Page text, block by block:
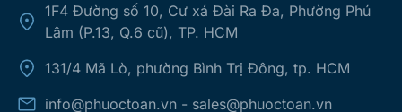
1F4 Đường số 10, Cư xá Đài Ra Đa, Phường Phú
Lâm (P.13, Q.6 cũ), TP. HCM
131/4 Mã Lò, phường Bình Trị Đông, tp. HCM
info@phuoctoan.vn - sales@phuoctoan.vn